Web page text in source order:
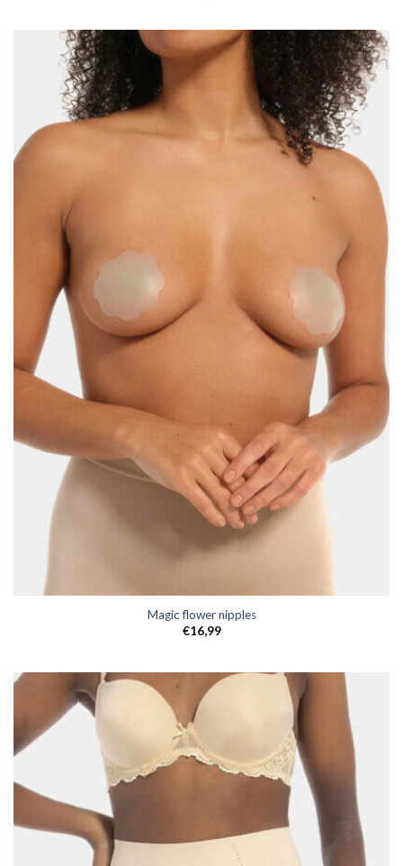
Magic flower nipples
€16,99